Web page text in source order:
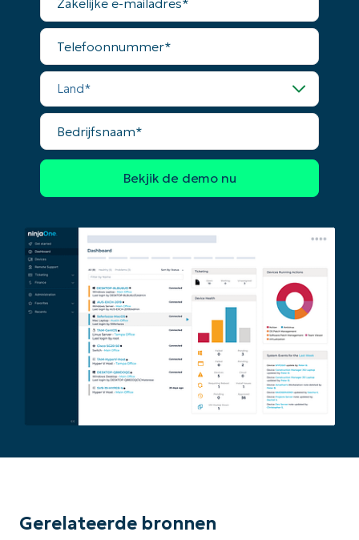
mailadres*
Telefoonnummer*
Land*
Bedrijfsnaam*
Gerelateerde bronnen
Begin uw trial van 14 dagen
Geen creditcard nodig, volledige toegang tot
Land